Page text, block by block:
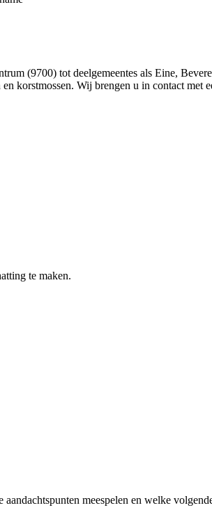
(9700) tot deelgemeentes als Eine,
korstmossen. Wij brengen u in contact met
te maken.
meespelen en welke